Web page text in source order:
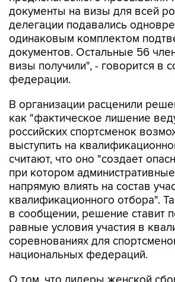
документы на визы для всей
делегации подавались
одинаковым комплектом
документов. Остальные 56
визы получили", - говорится в
федерации.
В организации расценили
как "фактическое лишение
российских спортсменок
выступить на
считают, что оно "создает
при котором
напрямую влиять на состав
квалификационного отбора".
в сообщении, решение ставит
равные условия участия в
соревнованиях для
национальных федераций.